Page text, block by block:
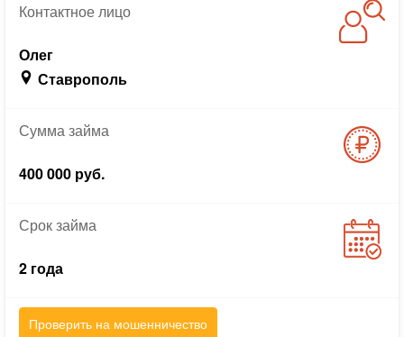
Контактноелицо
Олег
Ставрополь
Суммазайма
400 000 руб.
Срокзайма
2 года
Проверить на мошенничество